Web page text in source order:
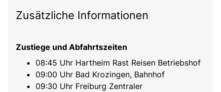
Zusätzliche Informationen
Zustiege und Abfahrtszeiten
08:45 Uhr Hartheim Rast Reisen Betriebshof
09:00 Uhr Bad Krozingen, Bahnhof
09:30 Uhr Freiburg Zentraler